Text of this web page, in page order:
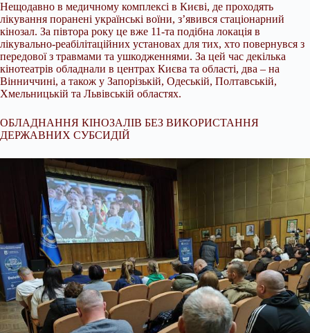
Нещодавно в медичному комплексі в Києві, де проходять
лікування поранені українські воїни, з’явився стаціонарний
кінозал. За півтора року це вже 11-та подібна локація в
лікувально-реабілітаційних установах для тих, хто повернувся з
передової з травмами та ушкодженнями. За цей час декілька
кінотеатрів обладнали в центрах Києва та області, два – на
Вінниччині, а також у Запорізькій, Одеській, Полтавській,
Хмельницькій та Львівській областях.
ОБЛАДНАННЯ КІНОЗАЛІВ БЕЗ ВИКОРИСТАННЯ
ДЕРЖАВНИХ СУБСИДІЙ